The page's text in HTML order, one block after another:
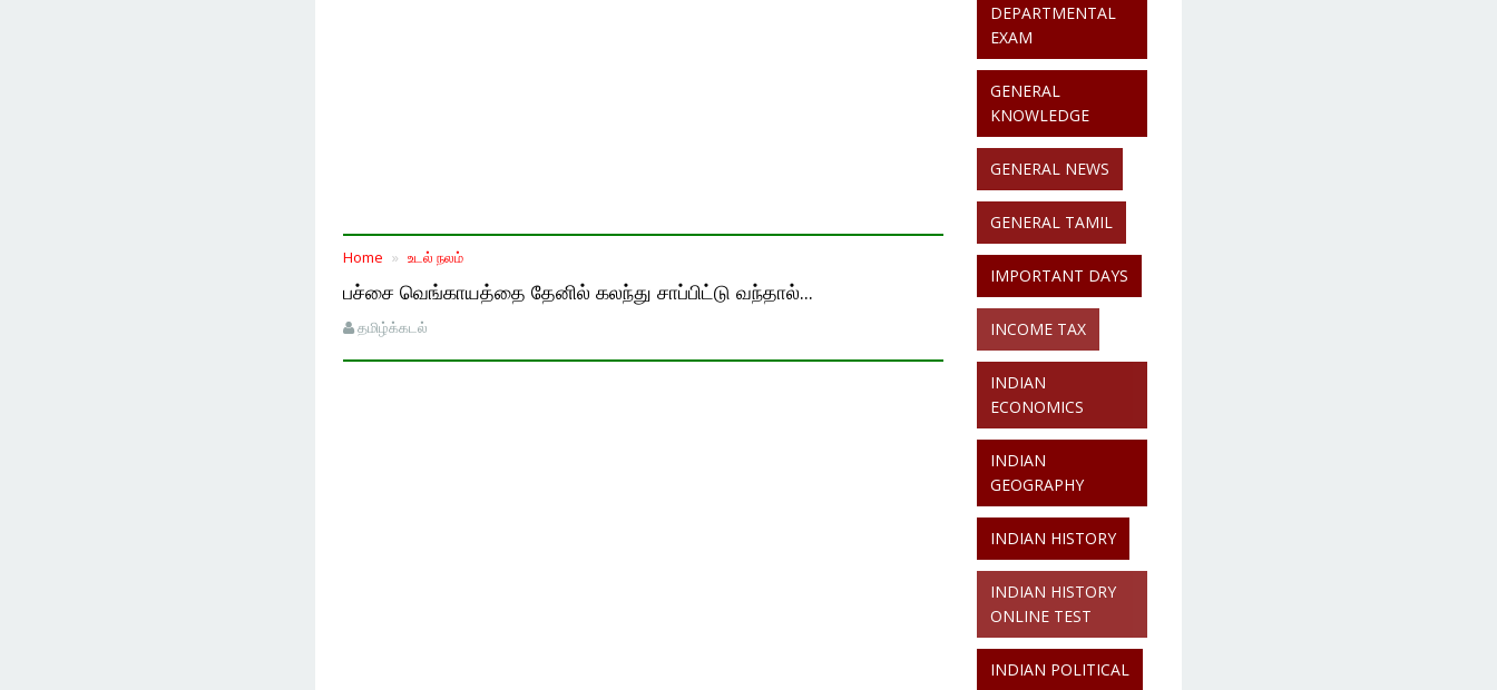
Home உடல் நலம்
பச்சை வெங்காயத்தை தேனில் கலந்து சாப்பிட்டு வந்தால்...
தமிழ்க்கடல்
DEPARTMENTAL
EXAM
GENERAL
KNOWLEDGE
GENERAL NEWS
GENERAL TAMIL
IMPORTANT DAYS
INCOME TAX
INDIAN
ECONOMICS
INDIAN
GEOGRAPHY
INDIAN HISTORY
INDIAN HISTORY
ONLINE TEST
INDIAN POLITICAL